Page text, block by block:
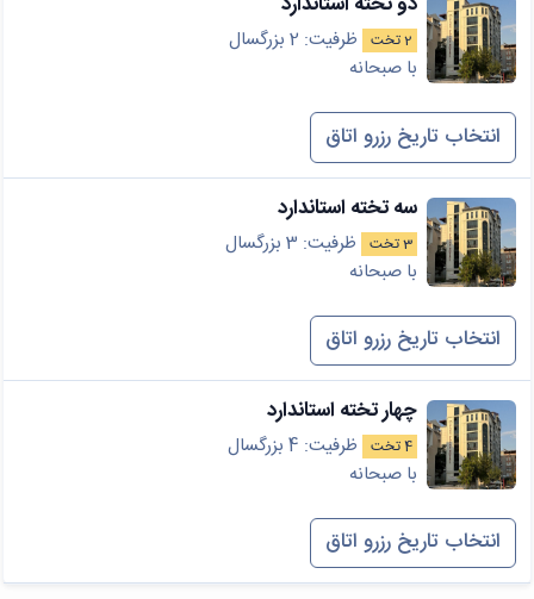
2 تخت
ظرفیت: 2 بزرگسال
با صبحانه
انتخاب تاریخ رزرو اتاق
سه تخته استاندارد
3 تخت
ظرفیت: 3 بزرگسال
با صبحانه
انتخاب تاریخ رزرو اتاق
چهار تخته استاندارد
4 تخت
ظرفیت: 4 بزرگسال
با صبحانه
انتخاب تاریخ رزرو اتاق